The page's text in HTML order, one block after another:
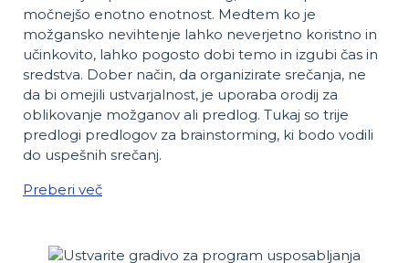
močnejšo enotno enotnost. Medtem ko je
možgansko nevihtenje lahko neverjetno koristno in
učinkovito, lahko pogosto dobi temo in izgubi čas in
sredstva. Dober način, da organizirate srečanja, ne
da bi omejili ustvarjalnost, je uporaba orodij za
oblikovanje možganov ali predlog. Tukaj so trije
predlogi predlogov za brainstorming, ki bodo vodili
do uspešnih srečanj.
Preberi več